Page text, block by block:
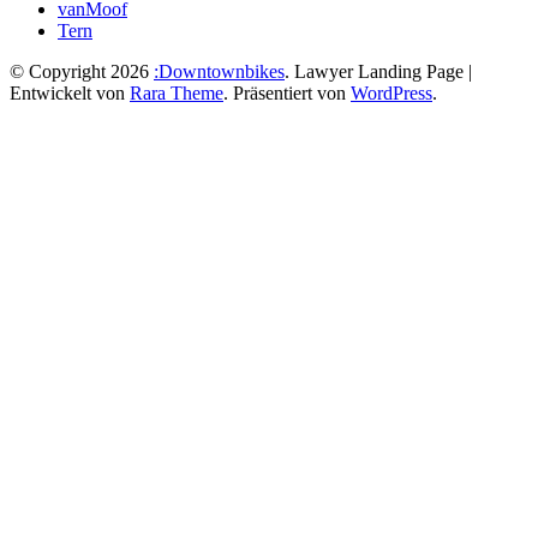
vanMoof
Tern
© Copyright 2026 :Downtownbikes. Lawyer Landing Page |
Entwickelt von Rara Theme. Präsentiert von WordPress.